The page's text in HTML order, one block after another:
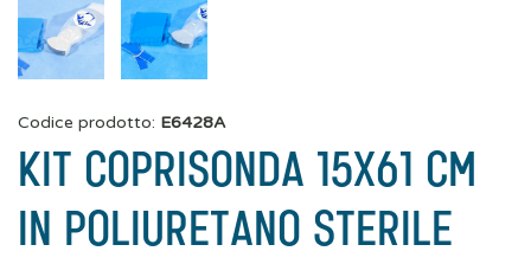
Codice prodotto: E6428A
KIT COPRISONDA 15X61 CM
IN POLIURETANO STERILE